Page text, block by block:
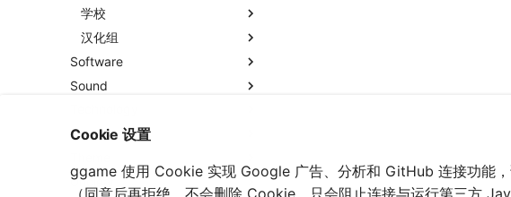
学校
汉化组
Software
Sound
Text
Unclear
Cookie 设置
ggame 使用 Cookie 实现 Google 广告、分析和 GitHub 连接功能，
（同意后再拒绝，不会删除 Cookie，只会阻止连接与运行第三方